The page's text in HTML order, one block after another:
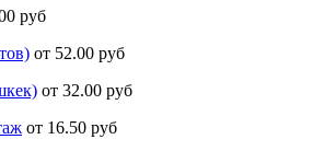
руб
от 52.00 руб
от 32.00 руб
от 16.50 руб